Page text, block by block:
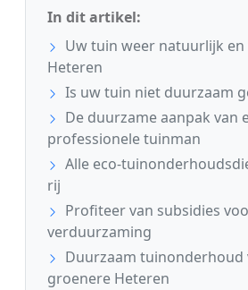
In dit artikel:
Uw tuin weer natuurlijk
Heteren
Is uw tuin niet duurzaam
De duurzame aanpak van
professionele tuinman
Alle eco-
rij
Profiteer van subsidies
verduurzaming
Duurzaam tuinonderhoud
groenere Heteren